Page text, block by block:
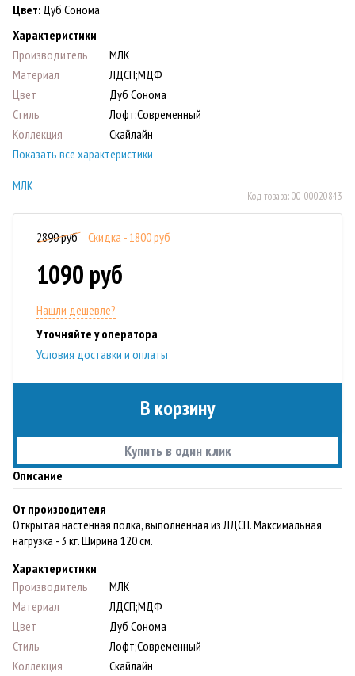
Цвет: Дуб Сонома
Характеристики
Производитель
МЛК
Материал
ЛДСП;МДФ
Цвет
Дуб Сонома
Стиль
Лофт;Современный
Коллекция
Скайлайн
Показать все характеристики
МЛК
Код товара:00-00020843
2890 руб Скидка - 1800 руб
1090 руб
Нашли дешевле?
Уточняйте у оператора
Условия доставки и оплаты
В корзину
Купить в один клик
Описание
От производителя
Открытая настенная полка, выполненная из ЛДСП. Максимальная
нагрузка - 3 кг. Ширина 120 см.
Характеристики
Производитель
МЛК
Материал
ЛДСП;МДФ
Цвет
Дуб Сонома
Стиль
Лофт;Современный
Коллекция
Скайлайн